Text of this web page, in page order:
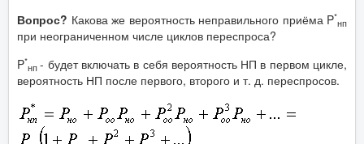
Вопрос? Какова же вероятность неправильного приёма P*
нп
при неограниченном числе циклов переспроса?
P*
нп- будет включать в себя вероятность НП в первом цикле,
вероятность НП после первого, второго и т. д. переспросов.